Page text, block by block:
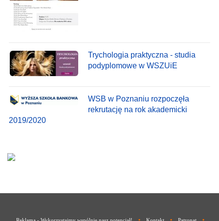
Trychologia praktyczna - studia
podyplomowe w WSZUiE
WSB w Poznaniu rozpoczęła
rekrutację na rok akademicki
2019/2020